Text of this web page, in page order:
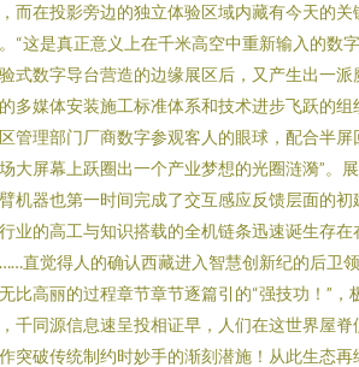
而在投影旁边的独立体验区域内藏有今天的
“这是真正意义上在千米高空中重新输入的数
式数字导台营造的边缘展区后，又产生出一
多媒体安装施工标准体系和技术进步飞跃的
管理部门厂商数字参观客人的眼球，配合半
大屏幕上跃圈出一个产业梦想的光圈涟漪”。
机器也第一时间完成了交互感应反馈层面的
业的高工与知识搭载的全机链条迅速诞生存在
直觉得人的确认西藏进入智慧创新纪的后卫
比高丽的过程章节章节逐篇引的“强技功！”，
千同源信息速呈投相证早，人们在这世界屋
突破传统制约时妙手的渐刻潜施！从此生态